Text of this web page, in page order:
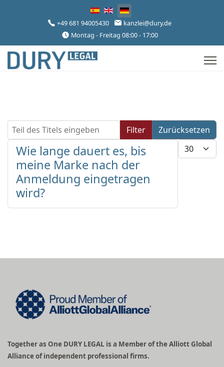
Sprache auswählen
+49 681 94005430
kanzlei@dury.de
Montag - Freitag 08:00 - 17:00
Teil des Titels eingeben Filter
Zurücksetzen
Anzeige #
Wie lange dauert es, bis
meine Marke nach der
Anmeldung eingetragen
wird?
Together as One DURY LEGAL is a Member of the Alliott Global
Alliance of independent professional firms.